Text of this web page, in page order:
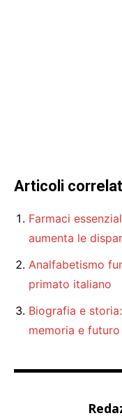
Articoli
Farmaci
aumenta le
Analfabetismo
primato italiano
Biografia e
memoria e futuro